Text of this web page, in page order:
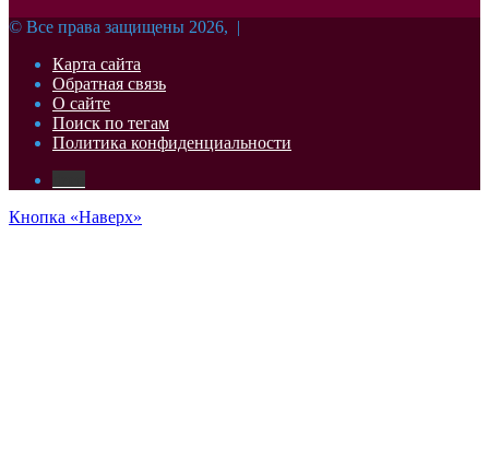
© Все права защищены 2026, |
Карта сайта
Обратная связь
О сайте
Поиск по тегам
Политика конфиденциальности
Кнопка «Наверх»